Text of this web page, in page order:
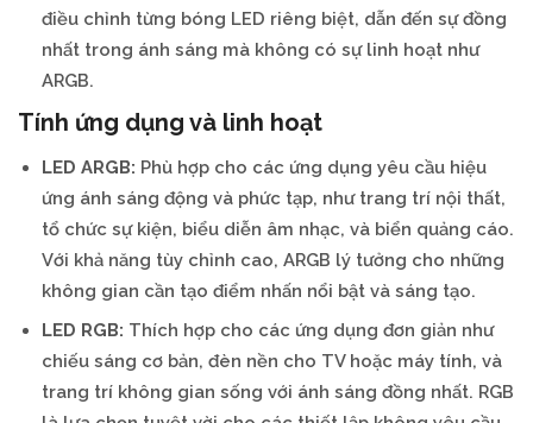
điều chỉnh từng bóng LED riêng biệt, dẫn đến sự đồng
nhất trong ánh sáng mà không có sự linh hoạt như
ARGB.
Tính ứng dụng và linh hoạt
LED ARGB: Phù hợp cho các ứng dụng yêu cầu hiệu
ứng ánh sáng động và phức tạp, như trang trí nội thất,
tổ chức sự kiện, biểu diễn âm nhạc, và biển quảng cáo.
Với khả năng tùy chỉnh cao, ARGB lý tưởng cho những
không gian cần tạo điểm nhấn nổi bật và sáng tạo.
LED RGB: Thích hợp cho các ứng dụng đơn giản như
chiếu sáng cơ bản, đèn nền cho TV hoặc máy tính, và
trang trí không gian sống với ánh sáng đồng nhất. RGB